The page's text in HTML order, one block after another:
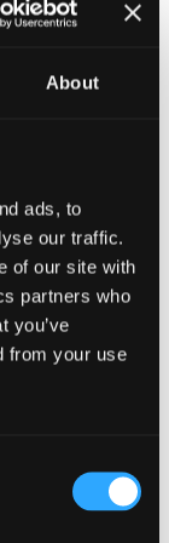
About
ads, to
our traffic.
of our site with
partners who
you’ve
from your use
cyfraniad ein